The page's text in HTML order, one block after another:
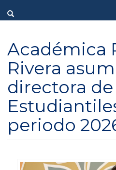
Académica
Rivera
directora
periodo